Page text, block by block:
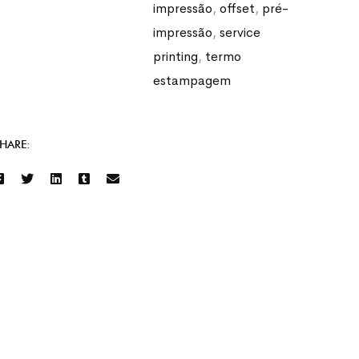
impressão, offset, pré-
impressão, service
printing, termo
estampagem